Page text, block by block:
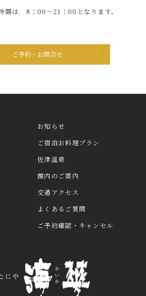
間は 8：00～21：00となります。
ご予約・お問合せ
お知らせ
ご宿泊お料理プラン
佐津温泉
館内のご案内
交通アクセス
よくあるご質問
ご予約確認・キャンセル